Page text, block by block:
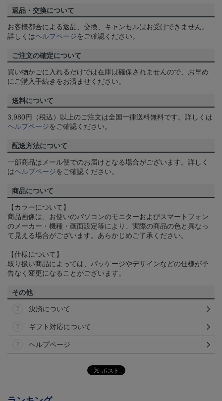
返品・交換について
お客様都合による返品、交換、キャンセルはお受けできません。
詳しくはヘルプページをご確認ください。
ご注文の確定について
買い物かごに入れるだけでは在庫は確保されませんので、お早め
にご購入手続きをお済ませください。
送料について
3,980円（税込）以上のご注文は全国一律送料無料です。詳しくは
ヘルプページをご確認ください。
配送方法について
一部商品はメール便でのお届けとなる場合がございます。詳しく
はヘルプページをご確認ください。
商品について
【カラーについて】
商品画像は、お使いのパソコンのモニターおよびスマートフォン
のメーカー・機種・画面設定等により、実際の商品の色と異なっ
て見える場合がございます。あらかじめご了承ください。
【仕様について】
取り扱い商品によっては、パッケージやデザインなどの仕様が予
告なく変更になることがございます。
その他
決済について
ギフト対応について
ヘルプページ